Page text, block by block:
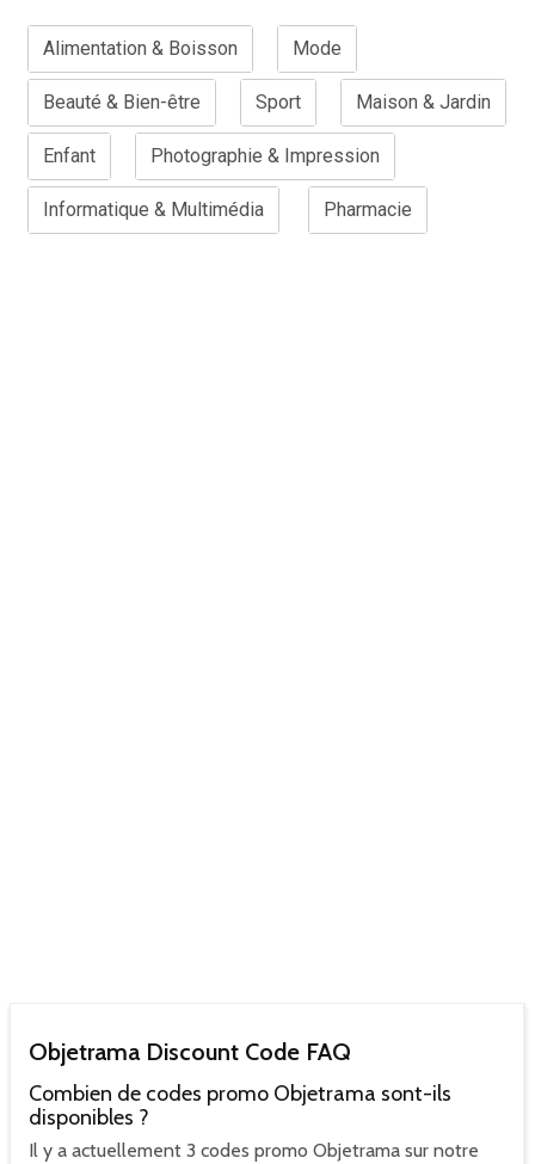
Alimentation & Boisson Mode
Beauté & Bien-être Sport Maison & Jardin
Enfant Photographie & Impression
Informatique & Multimédia Pharmacie
Objetrama Discount Code FAQ
Combien de codes promo Objetrama sont-ils
disponibles ?
Il y a actuellement 3 codes promo Objetrama sur notre